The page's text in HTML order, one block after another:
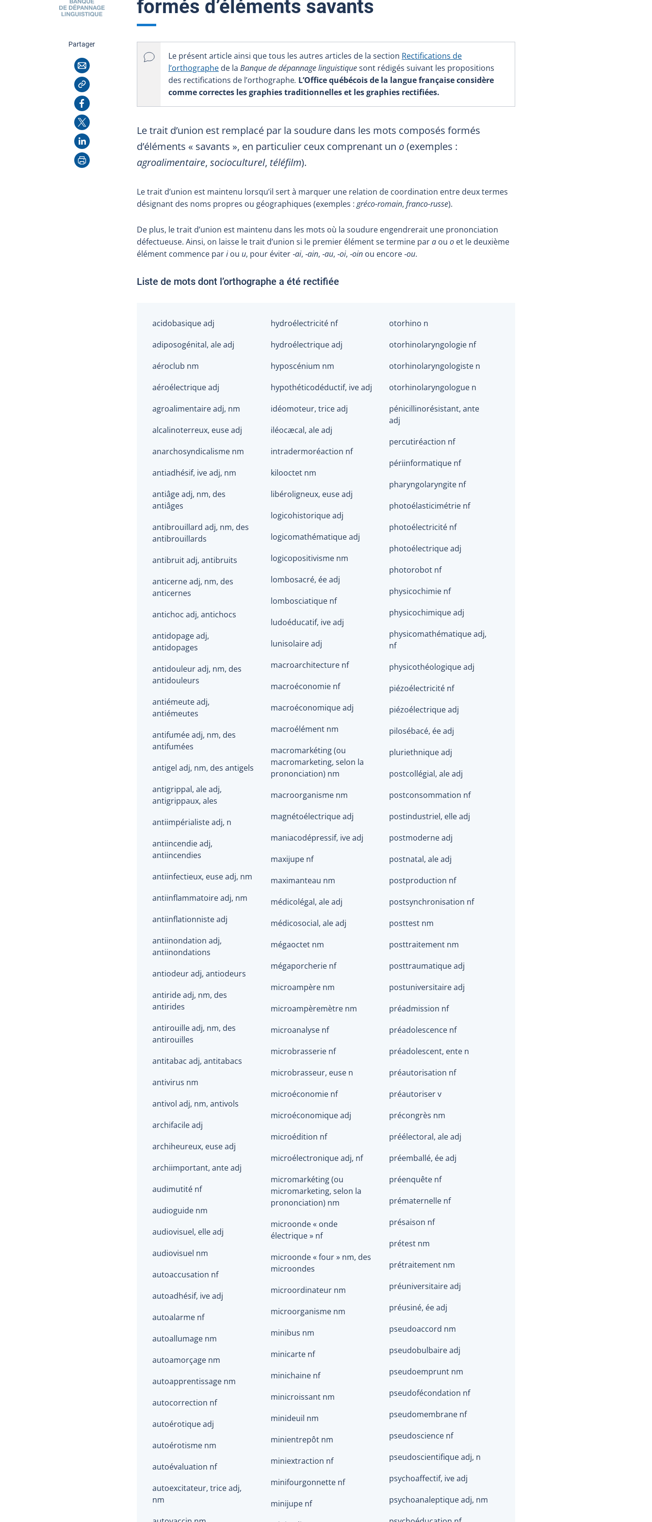
formés d’éléments savants
Partagercette page
Courriel
Copier l'adresse
Facebook
X
LinkedIn
Imprimer
Le présent article ainsi que tous les autres articles de la section Rectifications de
l’orthographe de la Banque de dépannage linguistiquesont rédigés suivant les propositions
des rectifications de l’orthographe. L’Office québécois de la langue française considère
comme correctes les graphies traditionnelles et les graphies rectifiées.
Le trait d’union est remplacé par la soudure dans les mots composés formés
d’éléments « savants », en particulier ceux comprenant un o(exemples :
agroalimentaire, socioculturel, téléfilm).
Le trait d’union est maintenu lorsqu’il sert à marquer une relation de coordination entre deux termes
désignant des noms propres ou géographiques (exemples : gréco-romain, franco-russe).
De plus, le trait d’union est maintenu dans les mots où la soudure engendrerait une prononciation
défectueuse. Ainsi, on laisse le trait d’union si le premier élément se termine para ou o et le deuxième
élément commence pari ou u, pour éviter ‑ai, ‑ain, ‑au, ‑oi, ‑oin ou encore ‑ou.
Liste de mots dont l’orthographe a été rectifiée
acidobasique adj
adiposogénital, ale adj
aéroclub nm
aéroélectrique adj
agroalimentaire adj, nm
alcalinoterreux, euse adj
anarchosyndicalisme nm
antiadhésif, ive adj, nm
antiâge adj, nm, des
antiâges
antibrouillard adj, nm, des
antibrouillards
antibruit adj, antibruits
anticerne adj, nm, des
anticernes
antichoc adj, antichocs
antidopage adj,
antidopages
antidouleur adj, nm, des
antidouleurs
antiémeute adj,
antiémeutes
antifumée adj, nm, des
antifumées
antigel adj, nm, des antigels
antigrippal, ale adj,
antigrippaux, ales
antiimpérialiste adj, n
antiincendie adj,
antiincendies
antiinfectieux, euse adj, nm
antiinflammatoire adj, nm
antiinflationniste adj
antiinondation adj,
antiinondations
antiodeur adj, antiodeurs
antiride adj, nm, des
antirides
antirouille adj, nm, des
antirouilles
antitabac adj, antitabacs
antivirus nm
antivol adj, nm, antivols
archifacile adj
archiheureux, euse adj
archiimportant, ante adj
audimutité nf
audioguide nm
audiovisuel, elle adj
audiovisuel nm
autoaccusation nf
autoadhésif, ive adj
autoalarme nf
autoallumage nm
autoamorçage nm
autoapprentissage nm
autocorrection nf
autoérotique adj
autoérotisme nm
autoévaluation nf
autoexcitateur, trice adj,
nm
hydroélectricité nf
hydroélectrique adj
hyposcénium nm
hypothéticodéductif, ive adj
idéomoteur, trice adj
iléocæcal, ale adj
intradermoréaction nf
kilooctet nm
libéroligneux, euse adj
logicohistorique adj
logicomathématique adj
logicopositivisme nm
lombosacré, ée adj
lombosciatique nf
ludoéducatif, ive adj
lunisolaire adj
macroarchitecture nf
macroéconomie nf
macroéconomique adj
macroélément nm
macromarkéting (ou
macromarketing, selon la
prononciation) nm
macroorganisme nm
magnétoélectrique adj
maniacodépressif, ive adj
maxijupe nf
maximanteau nm
médicolégal, ale adj
médicosocial, ale adj
mégaoctet nm
mégaporcherie nf
microampère nm
microampèremètre nm
microanalyse nf
microbrasserie nf
microbrasseur, euse n
microéconomie nf
microéconomique adj
microédition nf
microélectronique adj, nf
micromarkéting (ou
micromarketing, selon la
prononciation) nm
microonde « onde
électrique » nf
microonde « four » nm, des
microondes
microordinateur nm
microorganisme nm
minibus nm
minicarte nf
minichaine nf
minicroissant nm
minideuil nm
minientrepôt nm
miniextraction nf
minifourgonnette nf
minijupe nf
otorhino n
otorhinolaryngologie nf
otorhinolaryngologiste n
otorhinolaryngologue n
pénicillinorésistant, ante
adj
percutiréaction nf
périinformatique nf
pharyngolaryngite nf
photoélasticimétrie nf
photoélectricité nf
photoélectrique adj
photorobot nf
physicochimie nf
physicochimique adj
physicomathématique adj,
nf
physicothéologique adj
piézoélectricité nf
piézoélectrique adj
pilosébacé, ée adj
pluriethnique adj
postcollégial, ale adj
postconsommation nf
postindustriel, elle adj
postmoderne adj
postnatal, ale adj
postproduction nf
postsynchronisation nf
posttest nm
posttraitement nm
posttraumatique adj
postuniversitaire adj
préadmission nf
préadolescence nf
préadolescent, ente n
préautorisation nf
préautoriser v
précongrès nm
préélectoral, ale adj
préemballé, ée adj
préenquête nf
prématernelle nf
présaison nf
prétest nm
prétraitement nm
préuniversitaire adj
préusiné, ée adj
pseudoaccord nm
pseudobulbaire adj
pseudoemprunt nm
pseudofécondation nf
pseudomembrane nf
pseudoscience nf
pseudoscientifique adj, n
psychoaffectif, ive adj
psychoanaleptique adj, nm